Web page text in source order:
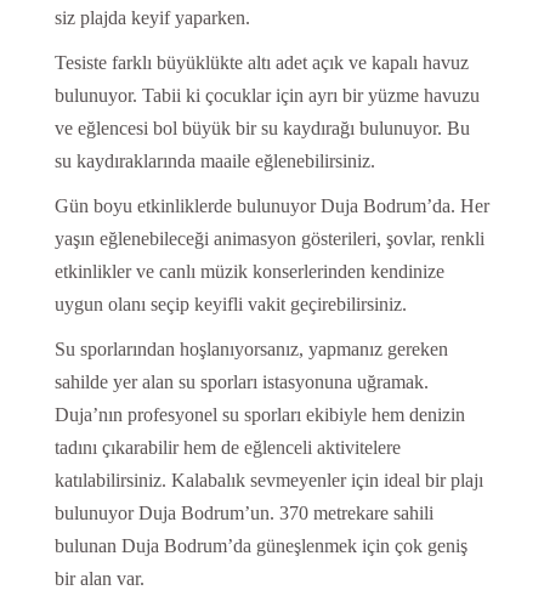
siz plajda keyif yaparken.
Tesiste farklı büyüklükte altı adet açık ve kapalı havuz
bulunuyor. Tabii ki çocuklar için ayrı bir yüzme havuzu
ve eğlencesi bol büyük bir su kaydırağı bulunuyor. Bu
su kaydıraklarında maaile eğlenebilirsiniz.
Gün boyu etkinliklerde bulunuyor Duja Bodrum’da. Her
yaşın eğlenebileceği animasyon gösterileri, şovlar, renkli
etkinlikler ve canlı müzik konserlerinden kendinize
uygun olanı seçip keyifli vakit geçirebilirsiniz.
Su sporlarından hoşlanıyorsanız, yapmanız gereken
sahilde yer alan su sporları istasyonuna uğramak.
Duja’nın profesyonel su sporları ekibiyle hem denizin
tadını çıkarabilir hem de eğlenceli aktivitelere
katılabilirsiniz. Kalabalık sevmeyenler için ideal bir plajı
bulunuyor Duja Bodrum’un. 370 metrekare sahili
bulunan Duja Bodrum’da güneşlenmek için çok geniş
bir alan var.